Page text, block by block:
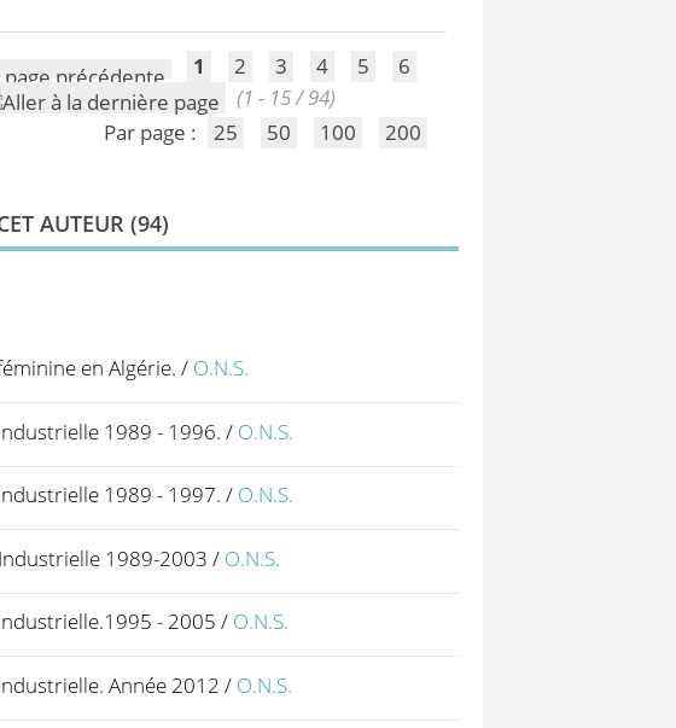
1 2 3 4 5
6
(1 - 15 / 94)
Par page :
25 50 100 200
AUTEUR (94)
en Algérie. / O.N.S.
1989 - 1996. / O.N.S.
1989 - 1997. / O.N.S.
1989-2003 / O.N.S.
- 2005 / O.N.S.
Année 2012 / O.N.S.